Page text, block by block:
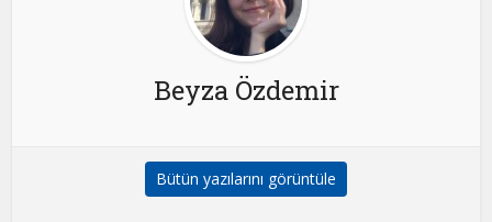
Beyza Özdemir
Bütün yazılarını görüntüle